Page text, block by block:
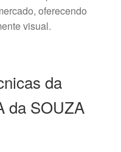
oferecendo
visual.
da
da SOUZA